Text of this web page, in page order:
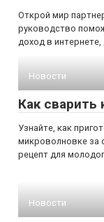
Открой мир
руководство
доход в
Новости
Как сварить
Узнайте, как
микроволновке за
рецепт для
Новости